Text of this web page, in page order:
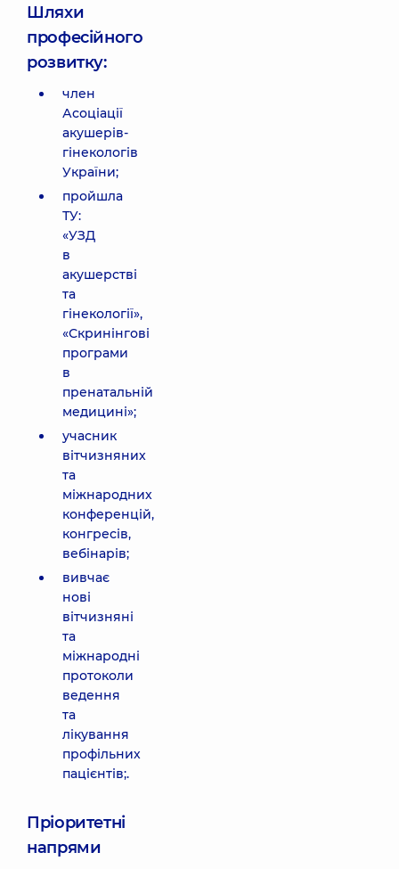
Шляхи
професійного
розвитку:
член
Асоціації
акушерів-
гінекологів
України;
пройшла
ТУ:
«УЗД
в
акушерстві
та
гінекології»,
«Скринінгові
програми
в
пренатальній
медицині»;
учасник
вітчизняних
та
міжнародних
конференцій,
конгресів,
вебінарів;
вивчає
нові
вітчизняні
та
міжнародні
протоколи
ведення
та
лікування
профільних
пацієнтів;.
Пріоритетні
напрями